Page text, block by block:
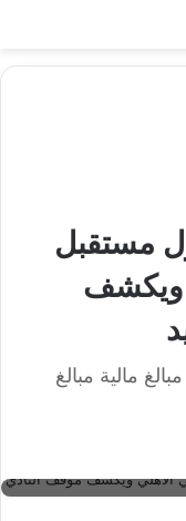
مستقبل
ويكشف
مالية مبالغ